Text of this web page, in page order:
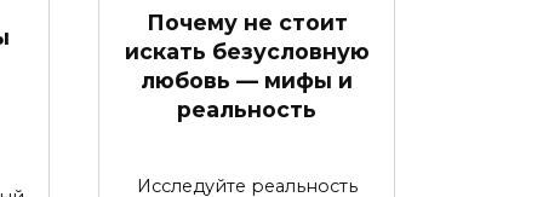
Почему не стоит
искать безусловную
любовь — мифы и
реальность
Исследуйте реальность